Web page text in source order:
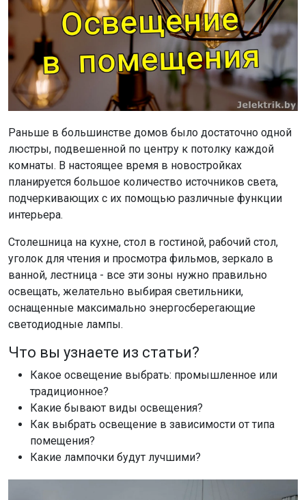
Раньше в большинстве домов было достаточно одной
люстры, подвешенной по центру к потолку каждой
комнаты. В настоящее время в новостройках
планируется большое количество источников света,
подчеркивающих с их помощью различные функции
интерьера.
Столешница на кухне, стол в гостиной, рабочий стол,
уголок для чтения и просмотра фильмов, зеркало в
ванной, лестница - все эти зоны нужно правильно
освещать, желательно выбирая светильники,
оснащенные максимально энергосберегающие
светодиодные лампы.
Что вы узнаете из статьи?
Какое освещение выбрать: промышленное или
традиционное?
Какие бывают виды освещения?
Как выбрать освещение в зависимости от типа
помещения?
Какие лампочки будут лучшими?